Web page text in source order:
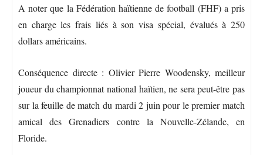
A noter que la Fédération haïtienne de football (FHF) a pris
en charge les frais liés à son visa spécial, évalués à 250
dollars américains.
Conséquence directe : Olivier Pierre Woodensky, meilleur
joueur du championnat national haïtien, ne sera peut-être pas
sur la feuille de match du mardi 2 juin pour le premier match
amical des Grenadiers contre la Nouvelle-Zélande, en
Floride.